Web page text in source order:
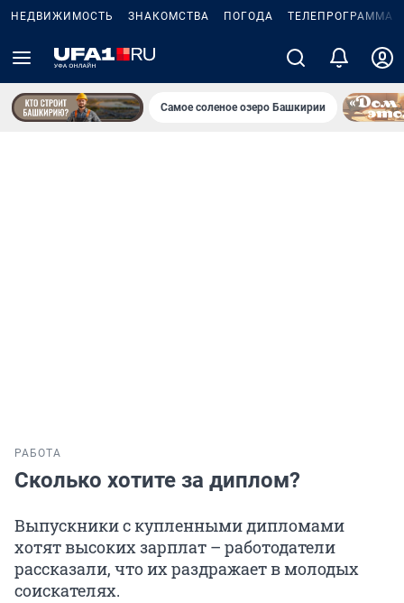
НЕДВИЖИМОСТЬ ЗНАКОМСТВА ПОГОДА ТЕЛЕПРОГРАММА
Самое соленое озеро Башкирии
РАБОТА
Сколько хотите за диплом?
Выпускники с купленными дипломами
хотят высоких зарплат – работодатели
рассказали, что их раздражает в молодых
соискателях.